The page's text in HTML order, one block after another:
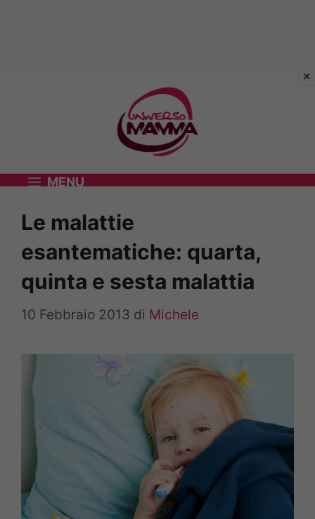
MENU
Le malattie
esantematiche: quarta,
quinta e sesta malattia
10 Febbraio 2013 di Michele